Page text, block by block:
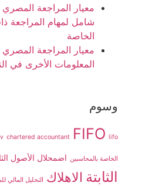
شامل لمهام المراجعة
الخاصة
المعلومات الأخرى في
وسوم
chartered accountant FIFO lifo
الخاصة بالمحاسبين اضمحلال الأصول
الثابتة الاهلاك التحليل المالي